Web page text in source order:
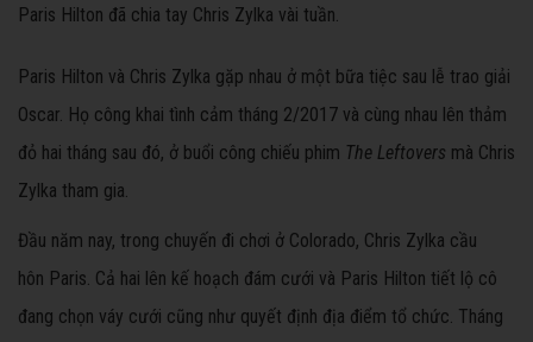
Paris Hilton đã chia tay Chris Zylka vài tuần.
Paris Hilton và Chris Zylka gặp nhau ở một bữa tiệc sau lễ trao giải
Oscar. Họ công khai tình cảm tháng 2/2017 và cùng nhau lên thảm
đỏ hai tháng sau đó, ở buổi công chiếu phim The Leftovers mà Chris
Zylka tham gia.
Đầu năm nay, trong chuyến đi chơi ở Colorado, Chris Zylka cầu
hôn Paris. Cả hai lên kế hoạch đám cưới và Paris Hilton tiết lộ cô
đang chọn váy cưới cũng như quyết định địa điểm tổ chức. Tháng